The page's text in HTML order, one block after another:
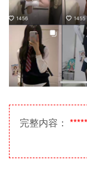
完整内容：